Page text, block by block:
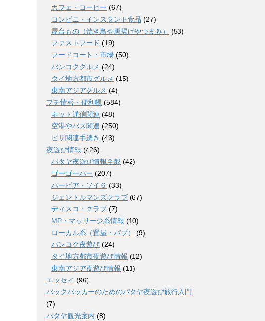
カフェ・コーヒー (67)
コンビニ・インスタント食品 (27)
屋台もの（焼き鳥や唐揚げやつまみ）
(53)
ファストフード (19)
フードコート・市場 (50)
バンコクグルメ (24)
タイ地方都市グルメ (15)
東南アジアグルメ (4)
プチ情報・便利帳 (584)
ネット通信関連 (48)
空港やバス関連 (250)
ビザ関連手続き (43)
夜遊び情報 (426)
パタヤ夜遊び情報全般 (42)
ゴーゴーバー (207)
バービア・ソイ６ (33)
ジェントルマンズクラブ (67)
ディスコ・クラブ (7)
MP・マッサージ系情報 (10)
ローカル系（置屋・パブ）
(9)
バンコク夜遊び (24)
タイ地方都市夜遊び情報 (12)
東南アジア夜遊び情報 (11)
エッセイ (96)
バックパッカーのためのパタヤ夜遊び旅行入門
(7)
パタヤ観光案内 (8)